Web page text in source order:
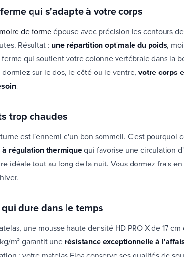
qui s'adapte à votre corps
de formeépouse avec précision les contours
Résultat : une répartition optimale du poids,
qui soutient votre colonne vertébrale dans la
sur le dos, le côté ou le ventre, votre corps
trop chaudes
est l'ennemi d'un bon sommeil. C'est pourquoi
à régulation thermiquequi favorise une circulation
idéale tout au long de la nuit. Vous dormez frais
dure dans le temps
une mousse haute densité HD PRO X de 17
m³ garantit une résistance exceptionnelle à